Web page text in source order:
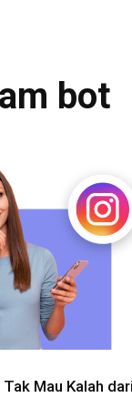
bot
Mau Kalah